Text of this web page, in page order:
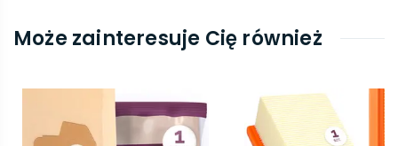
Może zainteresuje Cię również